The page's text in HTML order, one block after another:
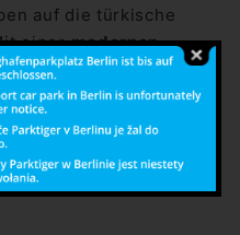
auf die türkische
einermodernen
wo Dir
zur
oben kannst Du
also bring Deine